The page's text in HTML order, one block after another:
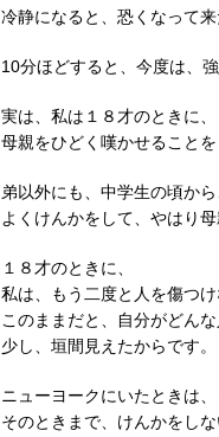
冷静になると、恐くなって来
10分ほどすると、今度は、
実は、私は１８才のときに
母親をひどく嘆かせることを
弟以外にも、中学生の頃から
よくけんかをして、やはり
１８才のときに、
私は、もう二度と人を傷つけ
このままだと、自分がどん
少し、垣間見えたからです。
ニューヨークにいたときは
そのときまで、けんかをしな